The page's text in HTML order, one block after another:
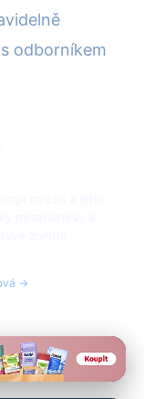
odborníkem
→